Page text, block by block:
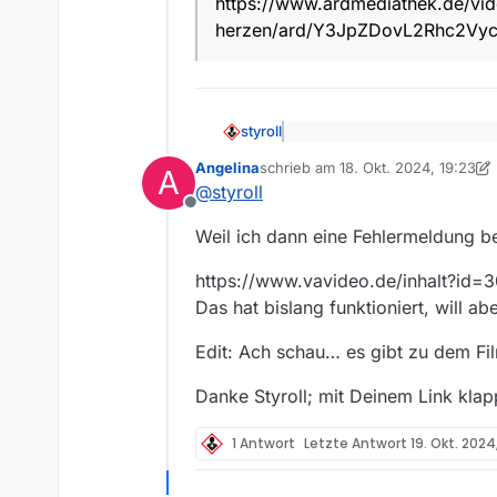
https://
herzen/ard/
Meine Frage wäre: Kann
herzen/ard/
styroll
downloaden kann.
Dort kann man auf Direktlinks
Und man kann dort die
Falls eine Sendung von
ganz unten rechts auf der
https://
A
Offline
Angelinaschrieb am 18. Okt. 2024, 19:23
zuletzt editiert von Angelina
@styroll
Weil ich dann eine Fehlermeldung
https://www.vavideo.de/
Das hat bislang funktioniert, will
Edit: Ach schau… es gibt zu dem
Danke Styroll; mit Deinem Link
1 Antwort Letzte Antwort 19. Okt.